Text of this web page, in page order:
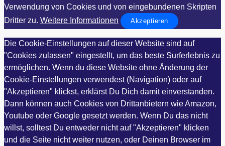
Verwendung von Cookies und von eingebundenen Skripten
Dritter zu. Weitere Informationen Akzeptieren
Die Cookie-Einstellungen auf dieser Website sind auf
"Cookies zulassen" eingestellt, um das beste Surferlebnis zu
ermöglichen. Wenn du diese Website ohne Änderung der
Cookie-Einstellungen verwendest (Navigation) oder auf
"Akzeptieren" klickst, erklärst Du Dich damit einverstanden.
Dann können auch Cookies von Drittanbietern wie Amazon,
Youtube oder Google gesetzt werden. Wenn Du das nicht
willst, solltest Du entweder nicht auf "Akzeptieren" klicken
und die Seite nicht weiter nutzen, oder Deinen Browser im